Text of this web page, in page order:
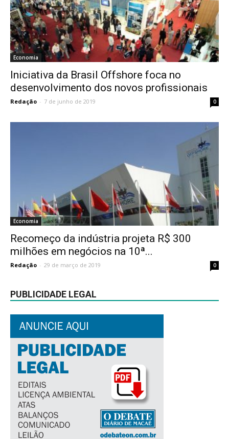
Economia
Iniciativa da Brasil Offshore foca no
desenvolvimento dos novos profissionais
Redação - 7 de junho de 2019 0
Economia
Recomeço da indústria projeta R$ 300
milhões em negócios na 10ª...
Redação - 29 de março de 2019 0
PUBLICIDADE LEGAL